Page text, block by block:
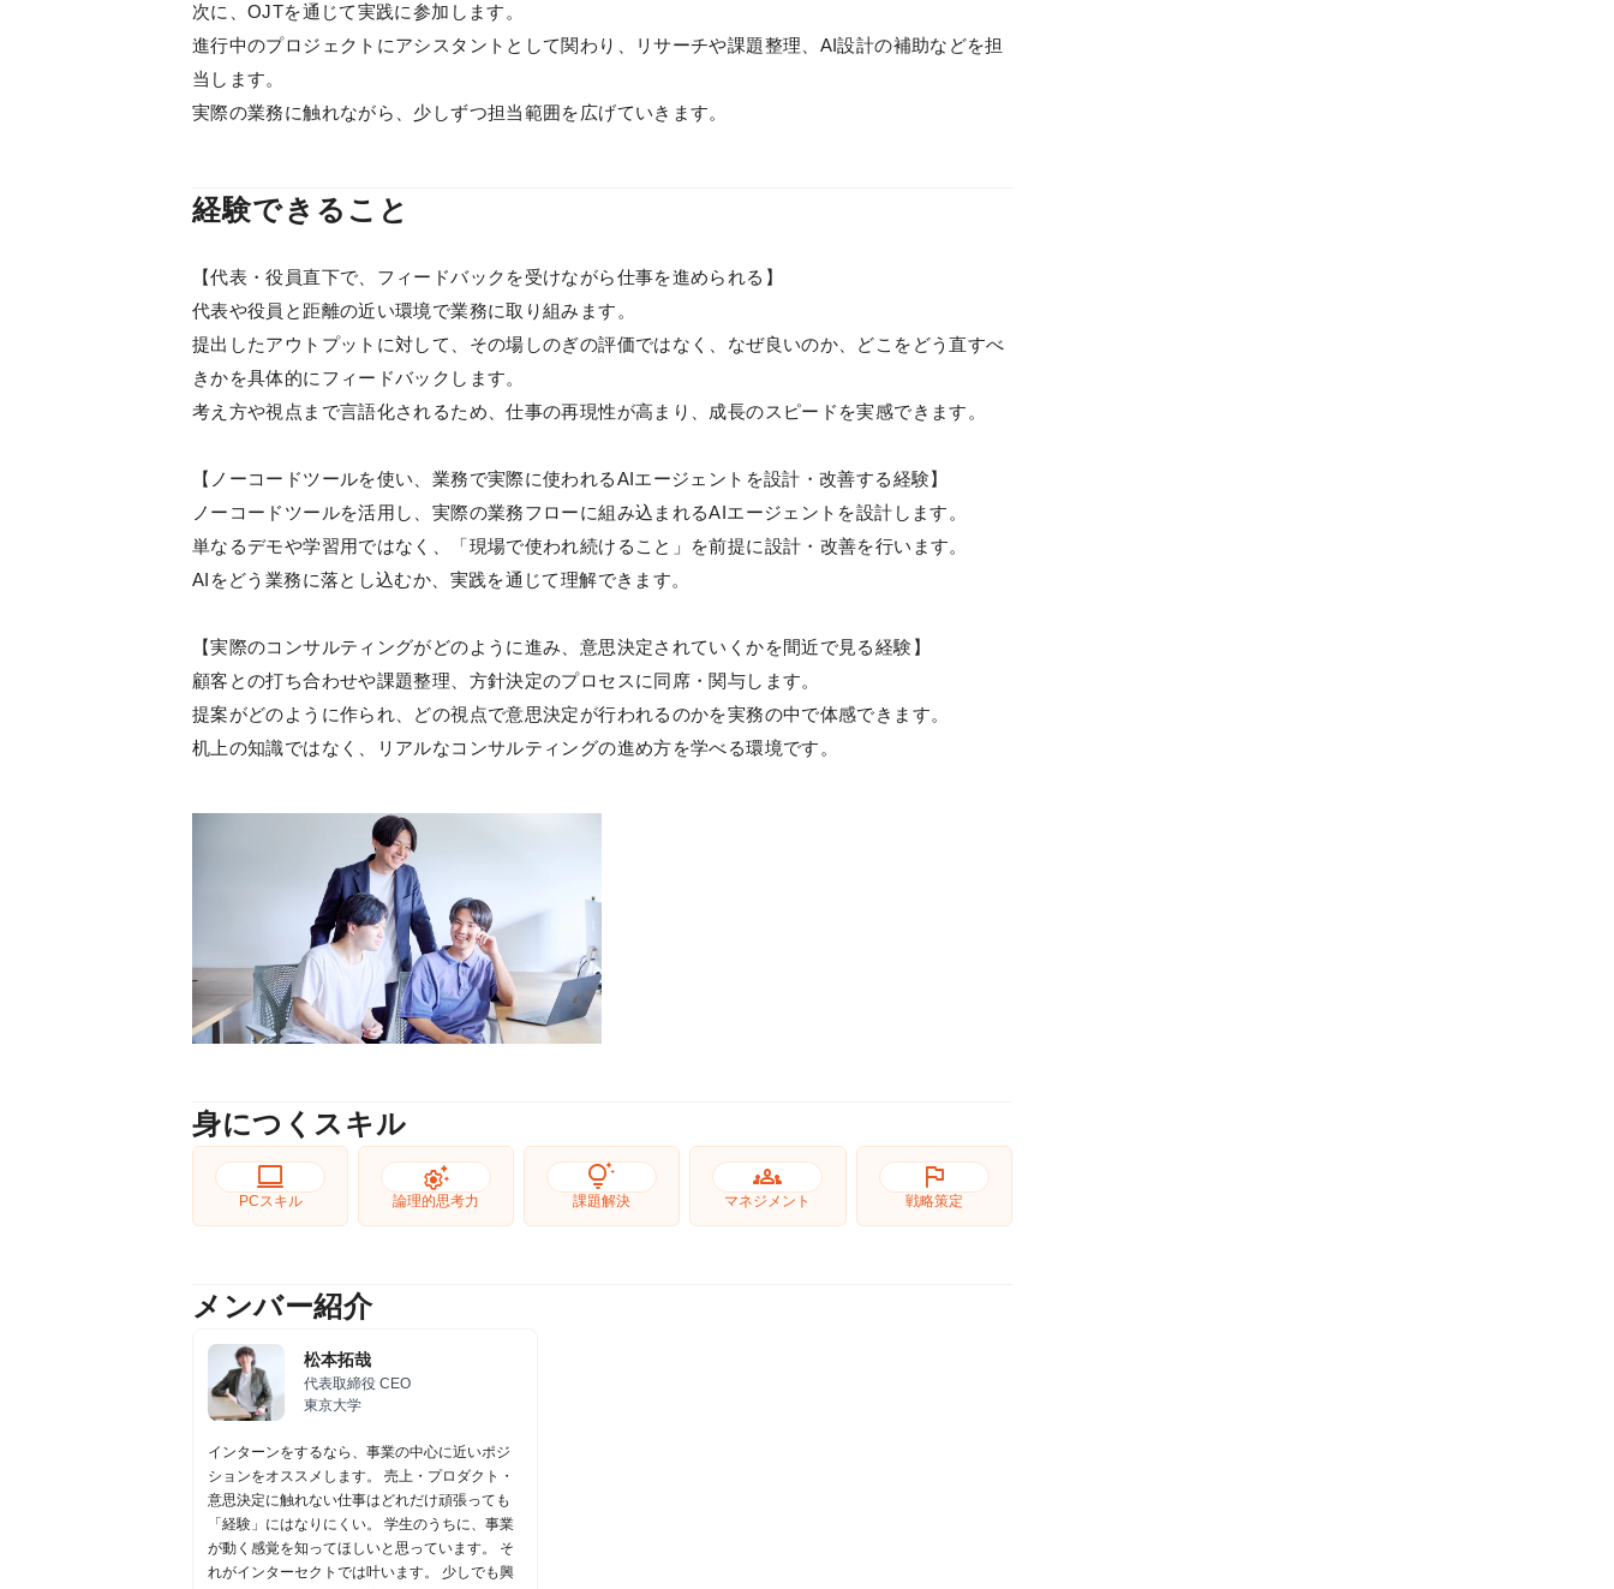
次に、OJTを通じて実践に参加します。
進行中のプロジェクトにアシスタントとして関わり、リサーチや課題整理、AI設計の補助などを担
当します。
実際の業務に触れながら、少しずつ担当範囲を広げていきます。
経験できること
【代表・役員直下で、フィードバックを受けながら仕事を進められる】
代表や役員と距離の近い環境で業務に取り組みます。
提出したアウトプットに対して、その場しのぎの評価ではなく、なぜ良いのか、どこをどう直すべ
きかを具体的にフィードバックします。
考え方や視点まで言語化されるため、仕事の再現性が高まり、成長のスピードを実感できます。
【ノーコードツールを使い、業務で実際に使われるAIエージェントを設計・改善する経験】
ノーコードツールを活用し、実際の業務フローに組み込まれるAIエージェントを設計します。
単なるデモや学習用ではなく、「現場で使われ続けること」を前提に設計・改善を行います。
AIをどう業務に落とし込むか、実践を通じて理解できます。
【実際のコンサルティングがどのように進み、意思決定されていくかを間近で見る経験】
顧客との打ち合わせや課題整理、方針決定のプロセスに同席・関与します。
提案がどのように作られ、どの視点で意思決定が行われるのかを実務の中で体感できます。
机上の知識ではなく、リアルなコンサルティングの進め方を学べる環境です。
身につくスキル
computer
PCスキル
settings_suggest
論理的思考力
tips_and_updates
課題解決
groups
マネジメント
flag
戦略策定
メンバー紹介
松本拓哉
代表取締役 CEO
東京大学
インターンをするなら、事業の中心に近いポジ
ションをオススメします。 売上・プロダクト・
意思決定に触れない仕事はどれだけ頑張っても
「経験」にはなりにくい。 学生のうちに、事業
が動く感覚を知ってほしいと思っています。 そ
れがインターセクトでは叶います。 少しでも興